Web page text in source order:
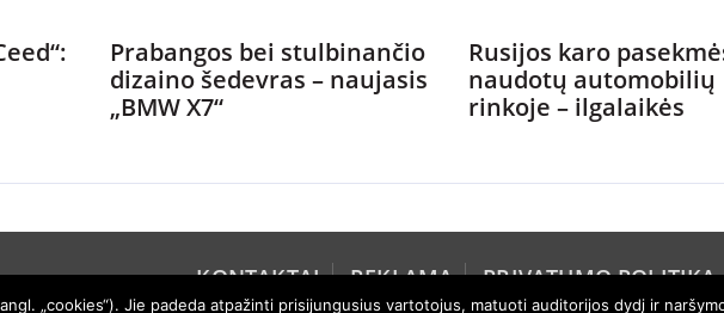
Prabangos bei stulbinančio
dizaino šedevras – naujasis
„BMW X7“
Rusijos karo
naudotų automobilių
rinkoje – ilgalaikės
KONTAKTAI REKLAMA PRIVATUMO POLITIKA
„cookies“). Jie padeda atpažinti prisijungusius vartotojus, matuoti auditorijos dydį ir